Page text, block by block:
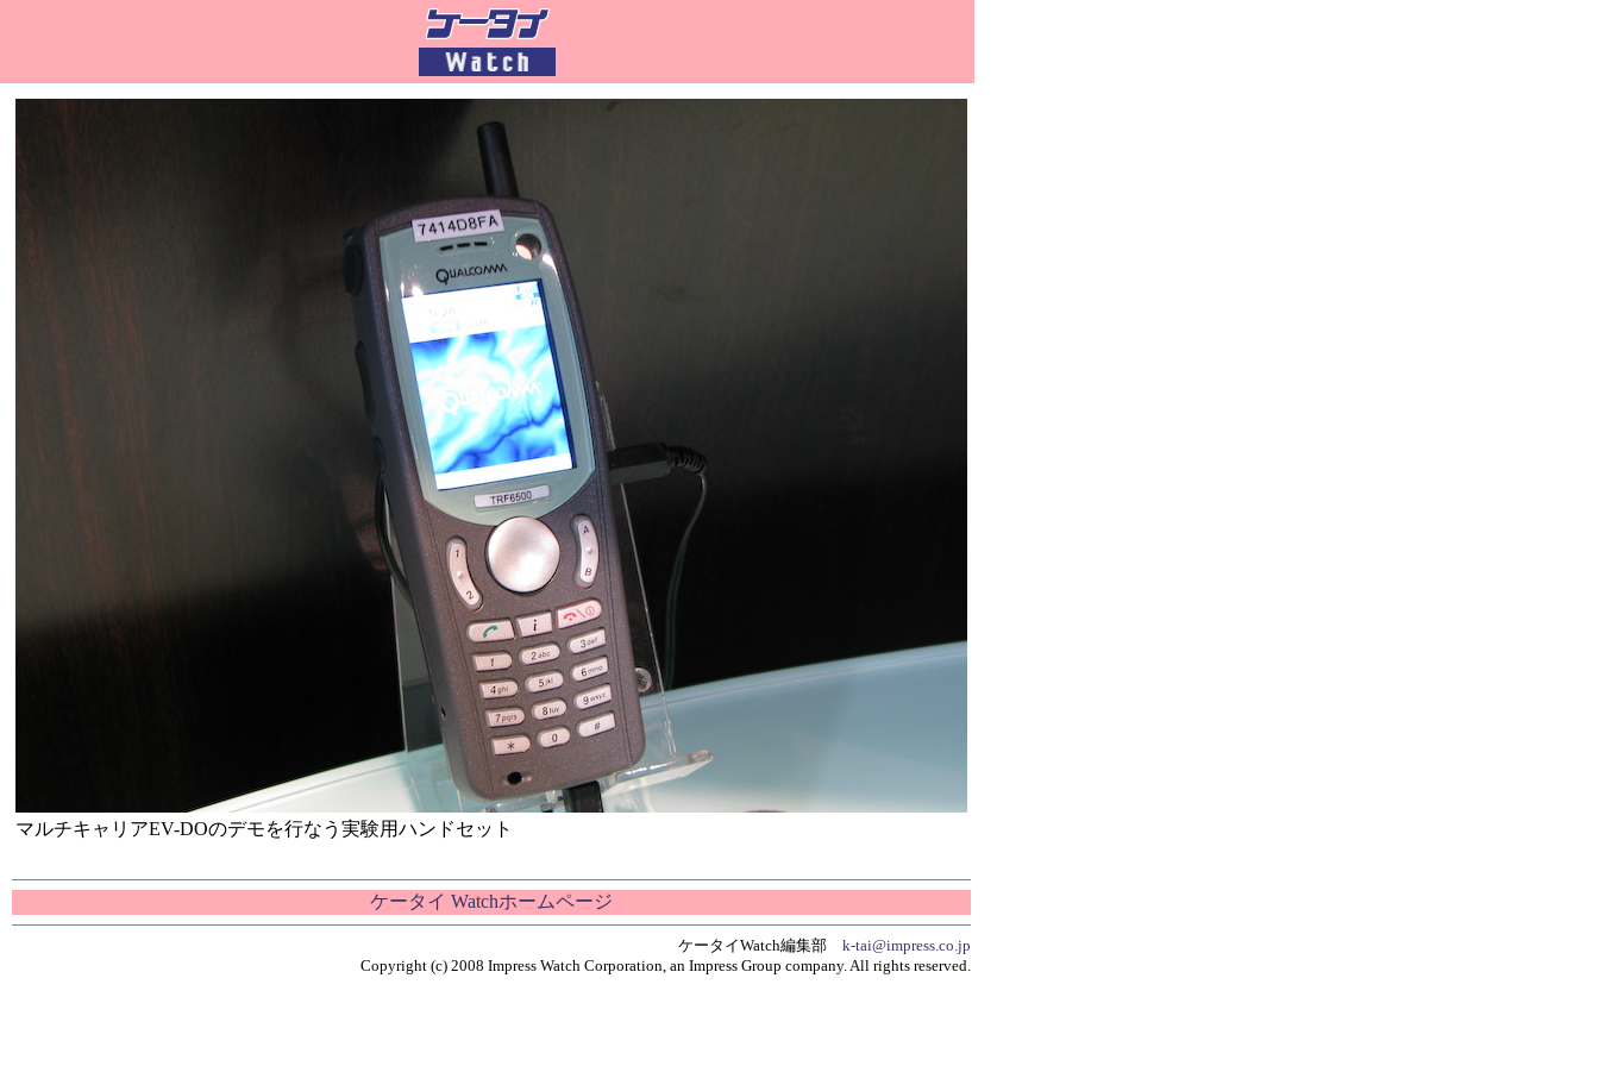
マルチキャリアEV-DOのデモを行なう実験用ハンドセット
ケータイ Watchホームページ
ケータイWatch編集部 k-tai@impress.co.jp
Copyright (c) 2008 Impress Watch Corporation, an Impress Group company. All rights reserved.